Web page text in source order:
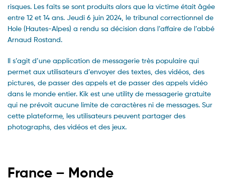
risques. Les faits se sont produits alors que la victime était âgée
entre 12 et 14 ans. Jeudi 6 juin 2024, le tribunal correctionnel de
Hole (Hautes-Alpes) a rendu sa décision dans l’affaire de l’abbé
Arnaud Rostand.
Il s’agit d’une application de messagerie très populaire qui
permet aux utilisateurs d’envoyer des textes, des vidéos, des
pictures, de passer des appels et de passer des appels vidéo
dans le monde entier. Kik est une utility de messagerie gratuite
qui ne prévoit aucune limite de caractères ni de messages. Sur
cette plateforme, les utilisateurs peuvent partager des
photographs, des vidéos et des jeux.
France – Monde